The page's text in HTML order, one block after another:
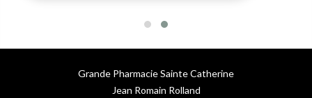
Grande Pharmacie Sainte Catherine
Jean Romain Rolland